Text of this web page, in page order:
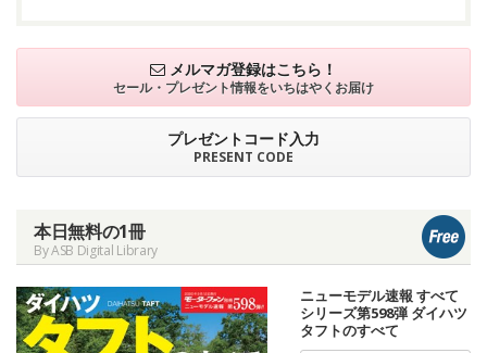
メルマガ登録はこちら！
セール・プレゼント情報をいちはやくお届け
プレゼントコード入力
PRESENT CODE
本日無料の1冊
By ASB Digital Library
ニューモデル速報 すべて
シリーズ第598弾 ダイハツ
タフトのすべて